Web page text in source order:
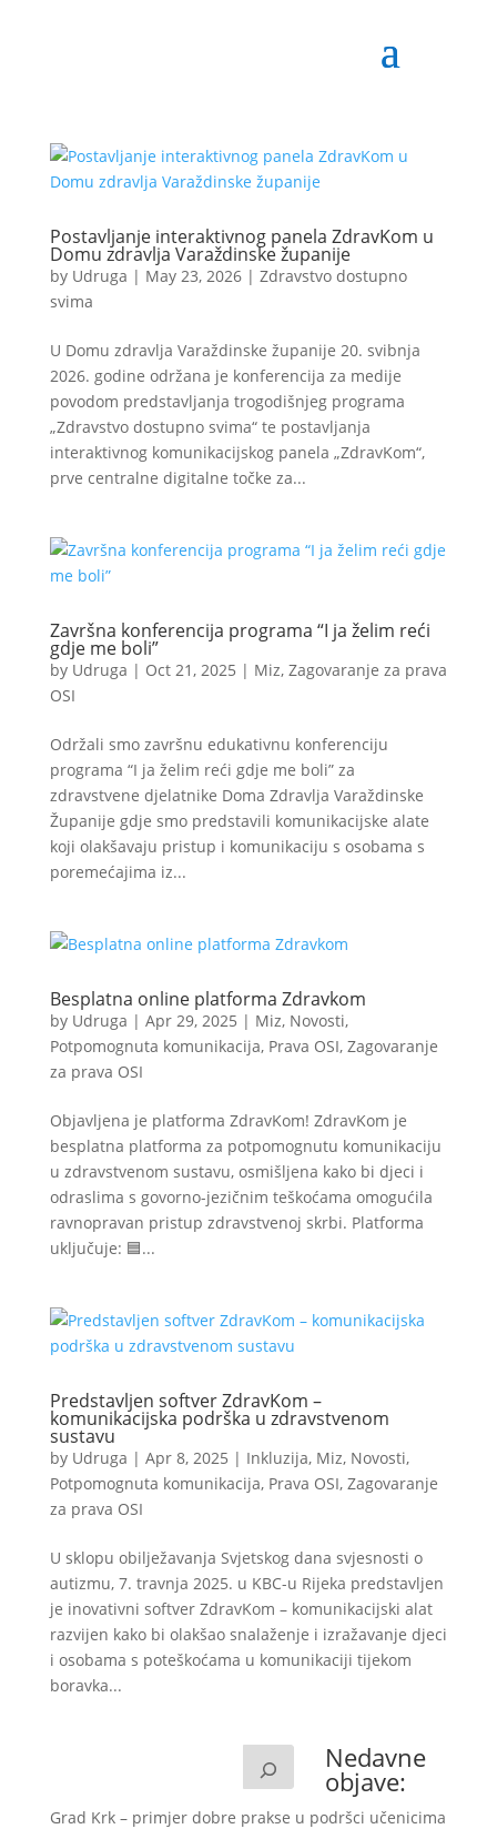
Postavljanje interaktivnog panela ZdravKom u
Domu zdravlja Varaždinske županije
by Udruga | May 23, 2026| Zdravstvo dostupno
svima
U Domu zdravlja Varaždinske županije 20. svibnja
2026. godine održana je konferencija za medije
povodom predstavljanja trogodišnjeg programa
„Zdravstvo dostupno svima“ te postavljanja
interaktivnog komunikacijskog panela „ZdravKom“,
prve centralne digitalne točke za...
Završna konferencija programa “I ja želim reći
gdje me boli”
by Udruga | Oct 21, 2025 | Miz, Zagovaranje za prava
OSI
Održali smo završnu edukativnu konferenciju
programa “I ja želim reći gdje me boli” za
zdravstvene djelatnike Doma Zdravlja Varaždinske
Županije gdje smo predstavili komunikacijske alate
koji olakšavaju pristup i komunikaciju s osobama s
poremećajima iz...
Besplatna online platforma Zdravkom
by Udruga | Apr 29, 2025 | Miz, Novosti,
Potpomognuta komunikacija, Prava OSI, Zagovaranje
za prava OSI
Objavljena je platforma ZdravKom! ZdravKom je
besplatna platforma za potpomognutu komunikaciju
u zdravstvenom sustavu, osmišljena kako bi djeci i
odraslima s govorno-jezičnim teškoćama omogućila
ravnopravan pristup zdravstvenoj skrbi. Platforma
uključuje: 🟦...
Predstavljen softver ZdravKom –
komunikacijska podrška u zdravstvenom
sustavu
by Udruga | Apr 8, 2025 | Inkluzija, Miz, Novosti,
Potpomognuta komunikacija, Prava OSI, Zagovaranje
za prava OSI
U sklopu obilježavanja Svjetskog dana svjesnosti o
autizmu, 7. travnja 2025. u KBC-u Rijeka predstavljen
je inovativni softver ZdravKom – komunikacijski alat
razvijen kako bi olakšao snalaženje i izražavanje djeci
i osobama s poteškoćama u komunikaciji tijekom
boravka...
Nedavne
objave:
Grad Krk – primjer dobre prakse u podršci učenicima